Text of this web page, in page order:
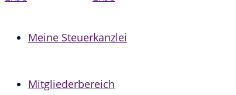
Meine Steuerkanzlei
Mitgliederbereich